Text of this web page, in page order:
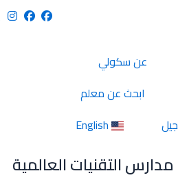
عن سكولي
ابحث عن معلم
English
مدارس التقنيات العالمية